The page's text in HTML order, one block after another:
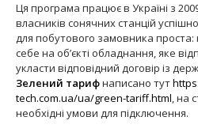
Ця програма працює в Україні з
власників сонячних станцій
для побутового замовника проста:
себе на об’єкті обладнання, яке
укласти відповідний договір із
Зелений тарифнаписано тут
tech.com.ua/ua/green-tariff.html, на
необхідні умови для підключення.